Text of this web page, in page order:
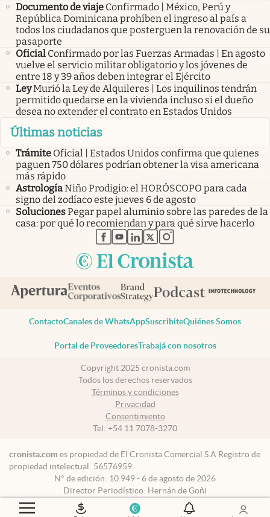
Documento de viaje Confirmado | México, Perú y
República Dominicana prohíben el ingreso al país a
todos los ciudadanos que posterguen la renovación de su
pasaporte
Oficial Confirmado por las Fuerzas Armadas | En agosto
vuelve el servicio militar obligatorio y los jóvenes de
entre 18 y 39 años deben integrar el Ejército
LeyMurió la Ley de Alquileres | Los inquilinos tendrán
permitido quedarse en la vivienda incluso si el dueño
desea no extender el contrato en Estados Unidos
Últimas noticias
Trámite Oficial | Estados Unidos confirma que quienes
paguen 750 dólares podrían obtener la visa americana
más rápido
AstrologíaNiño Prodigio: el HORÓSCOPO para cada
signo del zodíaco este jueves 6 de agosto
SolucionesPegar papel aluminio sobre las paredes de la
casa: por qué lo recomiendan y para qué sirve hacerlo
abre en nueva pestaña
abre en nueva pestaña
abre en nueva pestaña
abre en nueva pestaña
abre en nueva pestaña
ContactoCanales de WhatsAppSuscribiteQuiénes Somos
Portal de ProveedoresTrabajá con nosotros
Copyright 2025 cronista.com
Todos los derechos reservados
Términos y condiciones
Privacidad
Consentimiento
Tel: +54 11 7078-3270
cronista.com es propiedad de El Cronista Comercial S.A Registro de
propiedad intelectual: 56576959
N° de edición: 10.949 - 6 de agosto de 2026
Director Periodístico: Hernán de Goñi